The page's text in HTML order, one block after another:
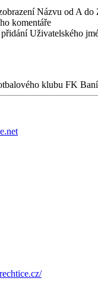
Názvu od A do
komentáře
Uživatelského
klubu FK